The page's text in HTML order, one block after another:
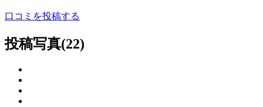
口コミを投稿する
投稿写真(22)